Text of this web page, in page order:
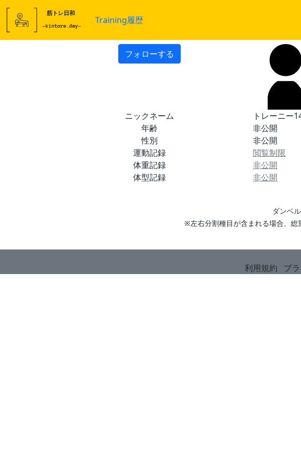
Training履歴
フォローする
ニックネーム
トレーニー
年齢
非公開
性別
非公開
運動記録
閲覧制限
体重記録
非公開
体型記録
非公開
ダンベ
※左右分割種目が含まれる場合、総
利用規約
プ